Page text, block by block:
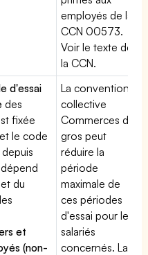
employés de la
CCN 00573.
Voir le texte de
la CCN.
d'essai
des
fixée
le code
du
et
(non-
La convention
collective
Commerces de
gros peut
réduire la
période
maximale de
ces périodes
d'essai pour les
salariés
concernés. La